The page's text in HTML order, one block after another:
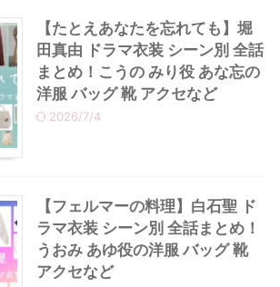
【たとえあなたを忘れても】堀
田真由 ドラマ衣装 シーン別 全話
まとめ！こうの みり役 あな忘の
洋服 バッグ 靴 アクセなど
2026/7/4
【フェルマーの料理】白石聖 ド
ラマ衣装 シーン別 全話まとめ！
うおみ あゆ役の洋服 バッグ 靴
アクセなど